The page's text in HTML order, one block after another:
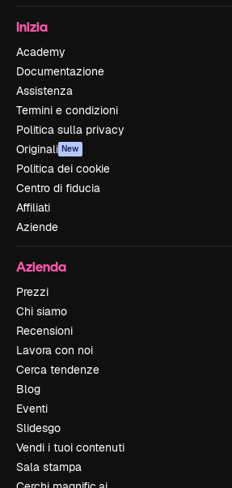
Inizia
Academy
Documentazione
Assistenza
Termini e condizioni
Politica sulla privacy
Originali New
Politica dei cookie
Centro di fiducia
Affiliati
Aziende
Azienda
Prezzi
Chi siamo
Recensioni
Lavora con noi
Cerca tendenze
Blog
Eventi
Slidesgo
Vendi i tuoi contenuti
Sala stampa